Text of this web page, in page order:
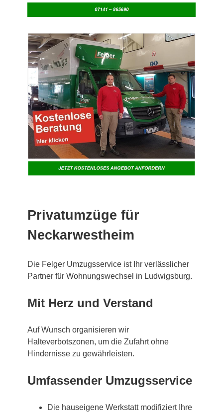
Privatumzüge für
Neckarwestheim
Die Felger Umzugsservice ist Ihr verlässlicher
Partner für Wohnungswechsel in Ludwigsburg.
Mit Herz und Verstand
Auf Wunsch organisieren wir
Halteverbotszonen, um die Zufahrt ohne
Hindernisse zu gewährleisten.
Umfassender Umzugsservice
Die hauseigene Werkstatt modifiziert Ihre